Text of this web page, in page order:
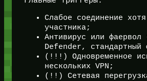
Слабое соединение
участника;
Антивирус или фаервол
Defender, стандартный
(!!!) Одновременное
нескольких VPN;
(!!) Сетевая